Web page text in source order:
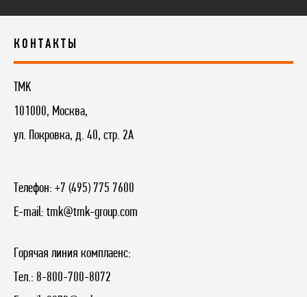
КОНТАКТЫ
TMK
101000, Москва,
ул. Покровка, д. 40, стр. 2А
Телефон: +7 (495) 775 7600
E-mail: tmk@tmk-group.com
Горячая линия комплаенс:
Тел.: 8-800-700-8072